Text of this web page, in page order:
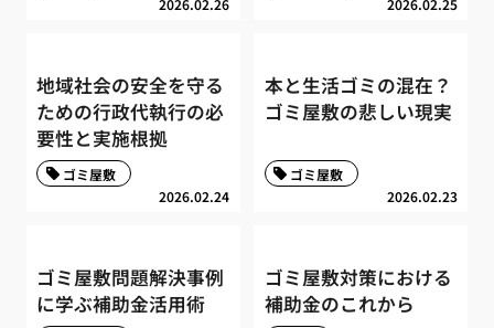
2026.02.26 2026.02.25
地域社会の安全を守る
ための行政代執行の必
要性と実施根拠
2026.02.24
ゴミ屋敷
本と生活ゴミの混在？
ゴミ屋敷の悲しい現実
2026.02.23
ゴミ屋敷
ゴミ屋敷問題解決事例
に学ぶ補助金活用術
ゴミ屋敷対策における
補助金のこれから